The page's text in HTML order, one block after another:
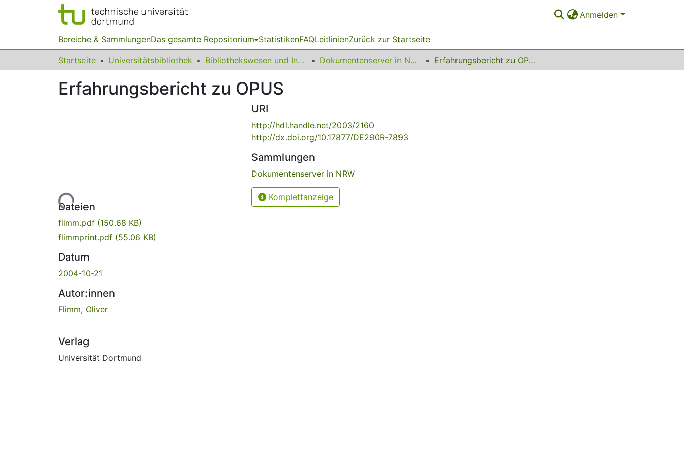
Anmelden
Bereiche & SammlungenDas gesamte Repositorium StatistikenFAQLeitlinienZurück zur Startseite
Startseite Universitätsbibliothek Bibliothekswesen und Information Dokumentenserver in NRW Erfahrungsbericht zu OPUS
Erfahrungsbericht zu OPUS
Lade...
Dateien
flimm.pdf (150.68 KB)
flimmprint.pdf (55.06 KB)
Datum
2004-10-21
Autor:innen
Flimm, Oliver
Verlag
Universität Dortmund
URI
http://hdl.handle.net/2003/2160
http://dx.doi.org/10.17877/DE290R-7893
Sammlungen
Dokumentenserver in NRW
Komplettanzeige